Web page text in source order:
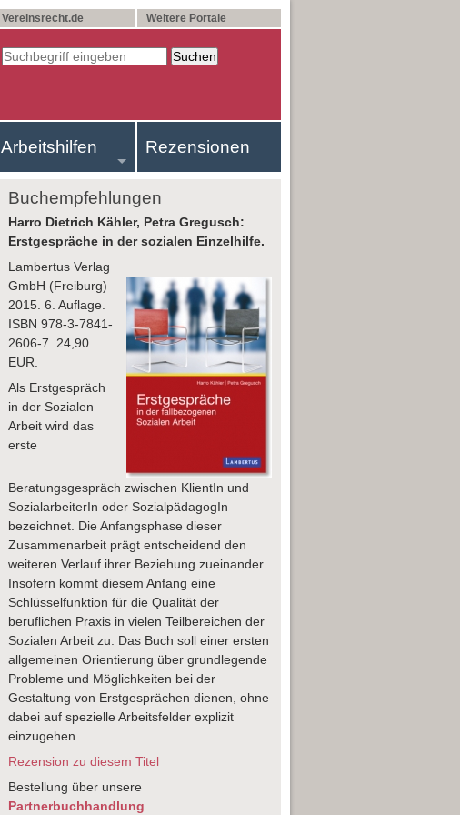
Vereinsrecht.de Weitere Portale
Arbeitshilfen Rezensionen
Buchempfehlungen
Harro Dietrich Kähler, Petra Gregusch:
Erstgespräche in der sozialen Einzelhilfe.
Lambertus Verlag
GmbH (Freiburg)
2015. 6. Auflage.
ISBN 978-3-7841-
2606-7. 24,90
EUR.
Als Erstgespräch
in der Sozialen
Arbeit wird das
erste
Beratungsgespräch zwischen KlientIn und
SozialarbeiterIn oder SozialpädagogIn
bezeichnet. Die Anfangsphase dieser
Zusammenarbeit prägt entscheidend den
weiteren Verlauf ihrer Beziehung zueinander.
Insofern kommt diesem Anfang eine
Schlüsselfunktion für die Qualität der
beruflichen Praxis in vielen Teilbereichen der
Sozialen Arbeit zu. Das Buch soll einer ersten
allgemeinen Orientierung über grundlegende
Probleme und Möglichkeiten bei der
Gestaltung von Erstgesprächen dienen, ohne
dabei auf spezielle Arbeitsfelder explizit
einzugehen.
Rezension zu diesem Titel
Bestellung über unsere
Partnerbuchhandlung